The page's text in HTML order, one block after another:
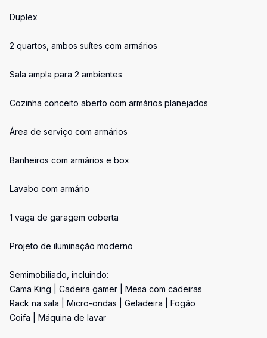
Duplex
2 quartos, ambos suítes com armários
Sala ampla para 2 ambientes
Cozinha conceito aberto com armários planejados
Área de serviço com armários
Banheiros com armários e box
Lavabo com armário
1 vaga de garagem coberta
Projeto de iluminação moderno
Semimobiliado, incluindo:
Cama King | Cadeira gamer | Mesa com cadeiras
Rack na sala | Micro-ondas | Geladeira | Fogão
Coifa | Máquina de lavar